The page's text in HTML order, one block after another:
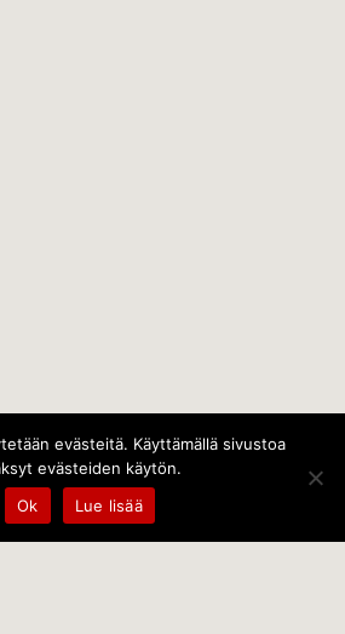
evästeitä. Käyttämällä sivustoa
evästeiden käytön.
Ok
Lue lisää